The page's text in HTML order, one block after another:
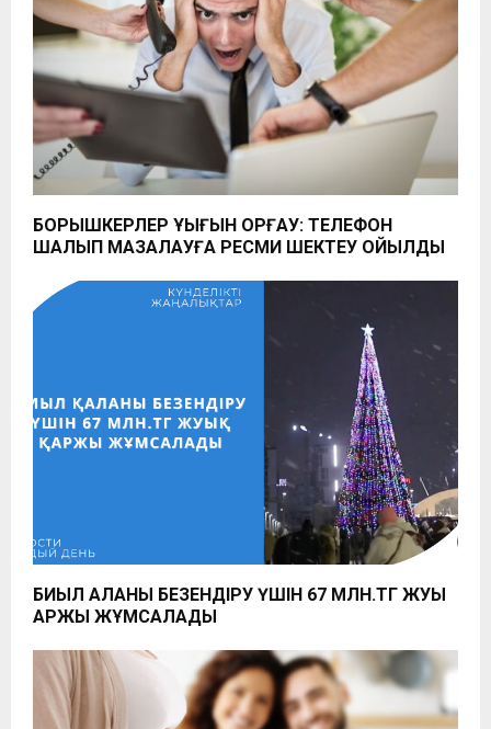
БОРЫШКЕРЛЕР ҚҰҚЫҒЫН ҚОРҒАУ: ТЕЛЕФОН
ШАЛЫП МАЗАЛАУҒА РЕСМИ ШЕКТЕУ ҚОЙЫЛДЫ
БИЫЛ ҚАЛАНЫ БЕЗЕНДІРУ ҮШІН 67 МЛН.ТГ ЖУЫҚ
ҚАРЖЫ ЖҰМСАЛАДЫ